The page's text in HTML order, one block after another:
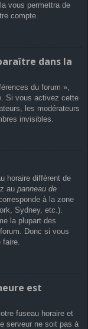
vous permettra de
compte.
dans la
du forum »,
. Si vous activez cette
les modérateurs
invisibles.
horaire différent de
au panneau de
à la zone
Sydney, etc.).
la plupart des
Donc si vous
faire.
est
fuseau horaire et
serveur ne soit pas à